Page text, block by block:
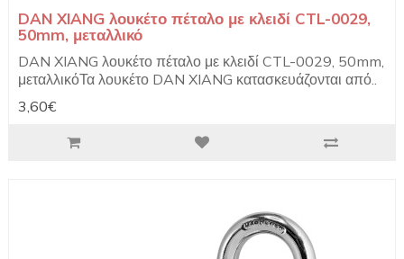
DAN XIANG λουκέτο πέταλο με κλειδί CTL-0029,
50mm, μεταλλικό
DAN XIANG λουκέτο πέταλο με κλειδί CTL-0029, 50mm,
μεταλλικόΤα λουκέτο DAN XIANG κατασκευάζονται από..
3,60€